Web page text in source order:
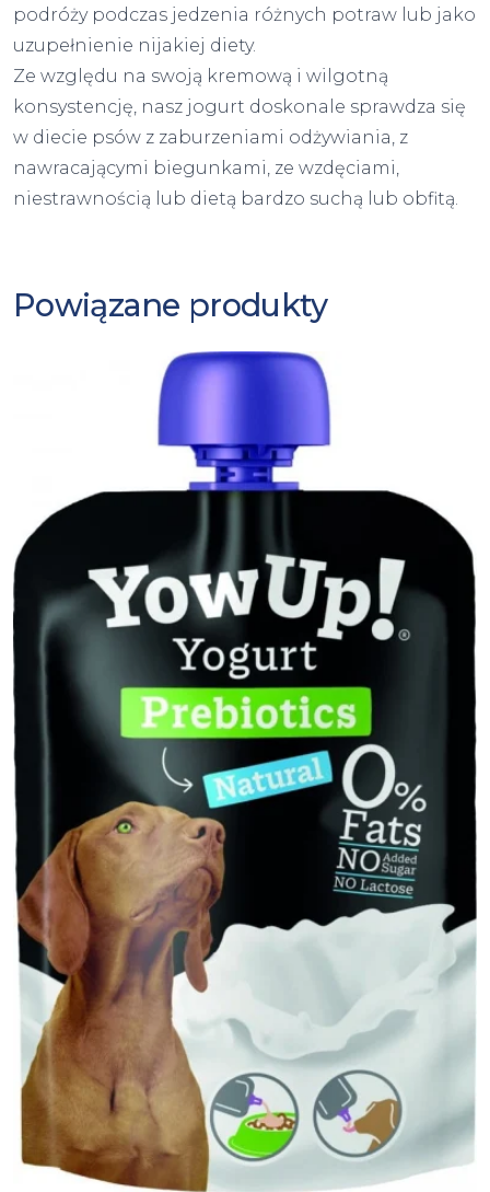
podróży podczas jedzenia różnych potraw lub jako
uzupełnienie nijakiej diety.
Ze względu na swoją kremową i wilgotną
konsystencję, nasz jogurt doskonale sprawdza się
w diecie psów z zaburzeniami odżywiania, z
nawracającymi biegunkami, ze wzdęciami,
niestrawnością lub dietą bardzo suchą lub obfitą.
Powiązane produkty